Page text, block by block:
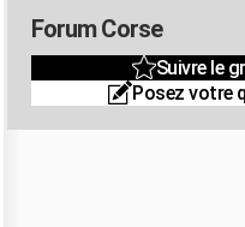
Forum Corse
Suivre le
Posez votre